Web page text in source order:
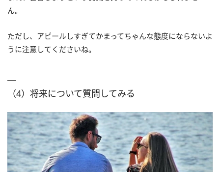
ん。
ただし、アピールしすぎてかまってちゃんな態度にならないよ
うに注意してくださいね。
（4）将来について質問してみる